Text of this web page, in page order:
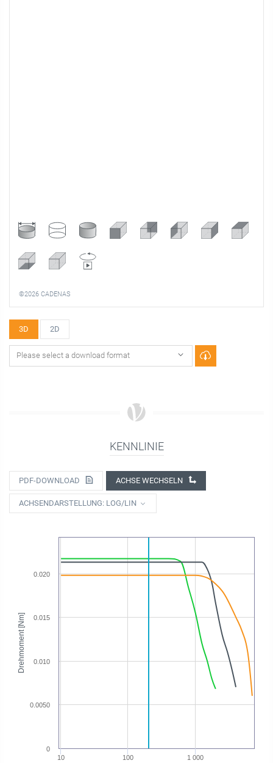
©2026 CADENAS
3D 2D
KENNLINIE
PDF-DOWNLOAD ACHSE WECHSELN
ACHSENDARSTELLUNG: LOG/LIN
Drehmoment [Nm]
10 100 1 000
0
0.0050
0.010
0.015
0.020